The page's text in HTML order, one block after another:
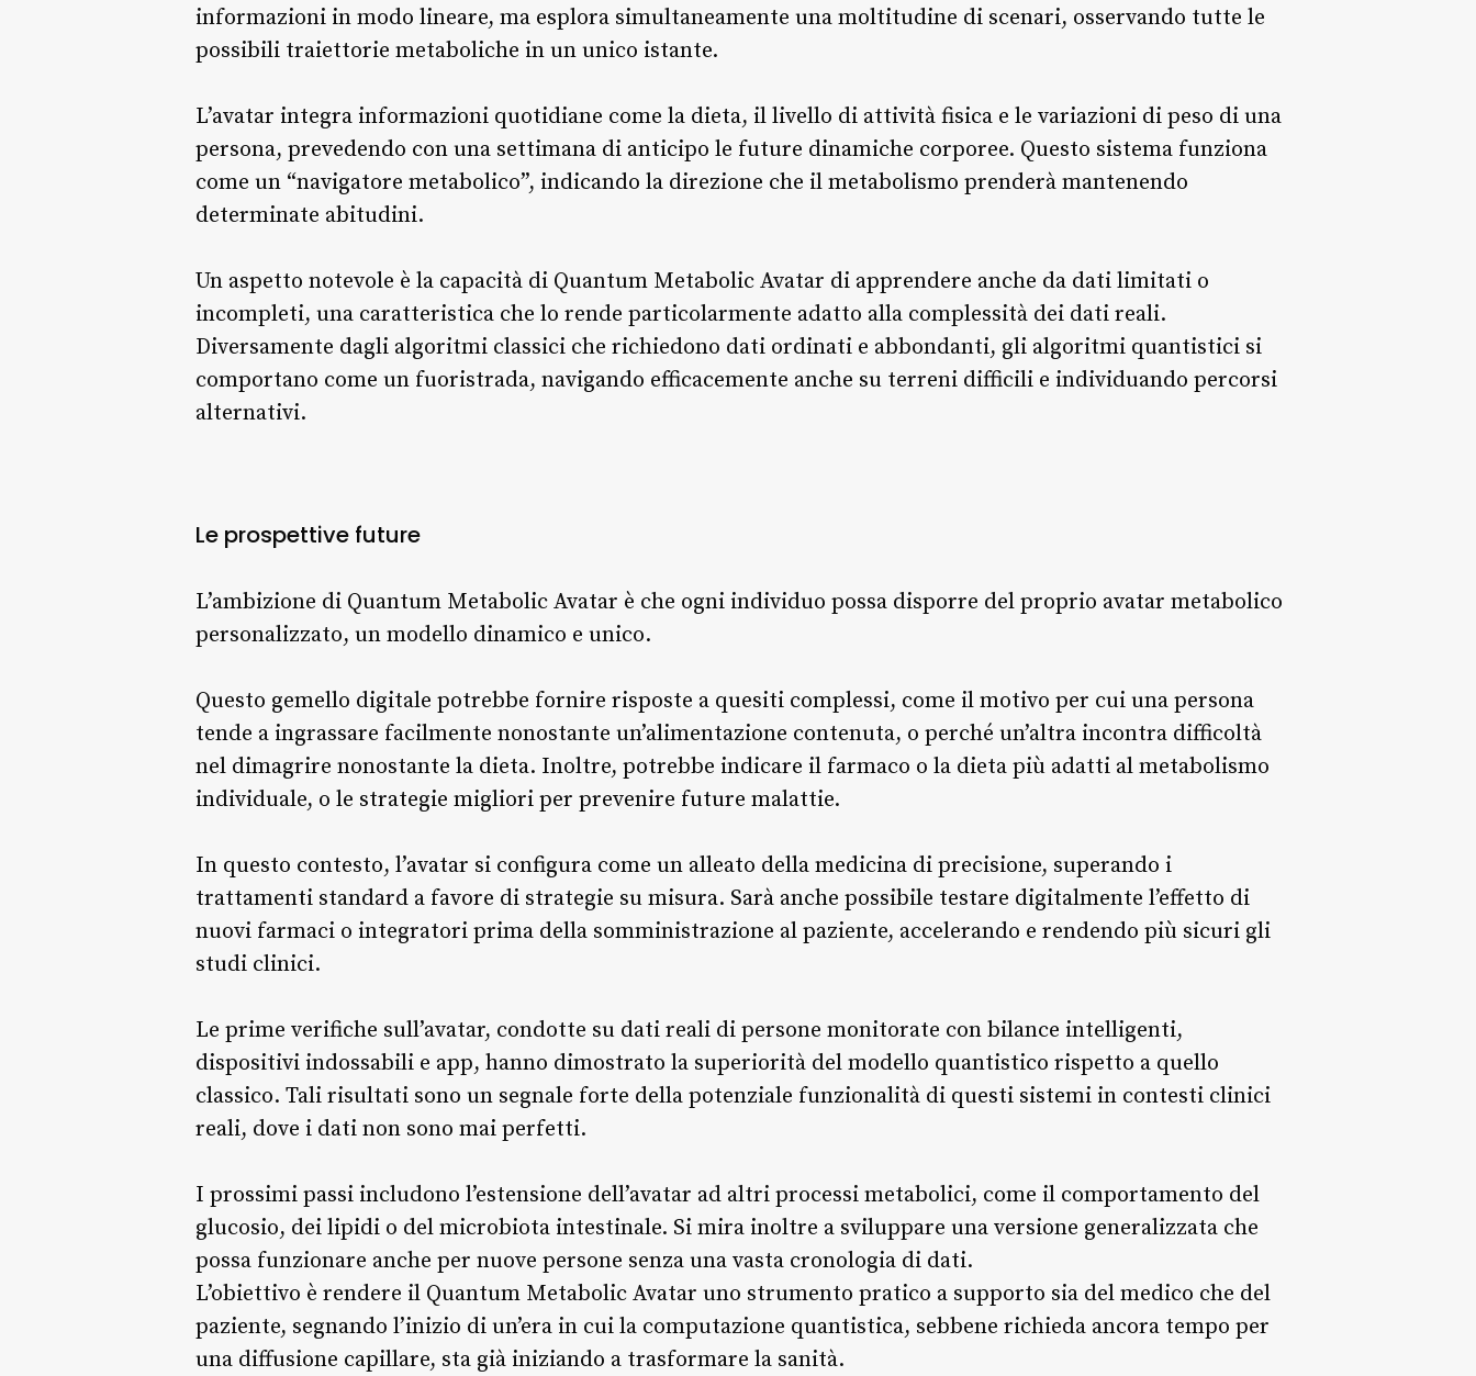
informazioni in modo lineare, ma esplora simultaneamente una moltitudine di scenari, osservando tutte le
possibili traiettorie metaboliche in un unico istante.
L’avatar integra informazioni quotidiane come la dieta, il livello di attività fisica e le variazioni di peso di una
persona, prevedendo con una settimana di anticipo le future dinamiche corporee. Questo sistema funziona
come un “navigatore metabolico”, indicando la direzione che il metabolismo prenderà mantenendo
determinate abitudini.
Un aspetto notevole è la capacità di Quantum Metabolic Avatar di apprendere anche da dati limitati o
incompleti, una caratteristica che lo rende particolarmente adatto alla complessità dei dati reali.
Diversamente dagli algoritmi classici che richiedono dati ordinati e abbondanti, gli algoritmi quantistici si
comportano come un fuoristrada, navigando efficacemente anche su terreni difficili e individuando percorsi
alternativi.
Le prospettive future
L’ambizione di Quantum Metabolic Avatar è che ogni individuo possa disporre del proprio avatar metabolico
personalizzato, un modello dinamico e unico.
Questo gemello digitale potrebbe fornire risposte a quesiti complessi, come il motivo per cui una persona
tende a ingrassare facilmente nonostante un’alimentazione contenuta, o perché un’altra incontra difficoltà
nel dimagrire nonostante la dieta. Inoltre, potrebbe indicare il farmaco o la dieta più adatti al metabolismo
individuale, o le strategie migliori per prevenire future malattie.
In questo contesto, l’avatar si configura come un alleato della medicina di precisione, superando i
trattamenti standard a favore di strategie su misura. Sarà anche possibile testare digitalmente l’effetto di
nuovi farmaci o integratori prima della somministrazione al paziente, accelerando e rendendo più sicuri gli
studi clinici.
Le prime verifiche sull’avatar, condotte su dati reali di persone monitorate con bilance intelligenti,
dispositivi indossabili e app, hanno dimostrato la superiorità del modello quantistico rispetto a quello
classico. Tali risultati sono un segnale forte della potenziale funzionalità di questi sistemi in contesti clinici
reali, dove i dati non sono mai perfetti.
I prossimi passi includono l’estensione dell’avatar ad altri processi metabolici, come il comportamento del
glucosio, dei lipidi o del microbiota intestinale. Si mira inoltre a sviluppare una versione generalizzata che
possa funzionare anche per nuove persone senza una vasta cronologia di dati.
L’obiettivo è rendere il Quantum Metabolic Avatar uno strumento pratico a supporto sia del medico che del
paziente, segnando l’inizio di un’era in cui la computazione quantistica, sebbene richieda ancora tempo per
una diffusione capillare, sta già iniziando a trasformare la sanità.